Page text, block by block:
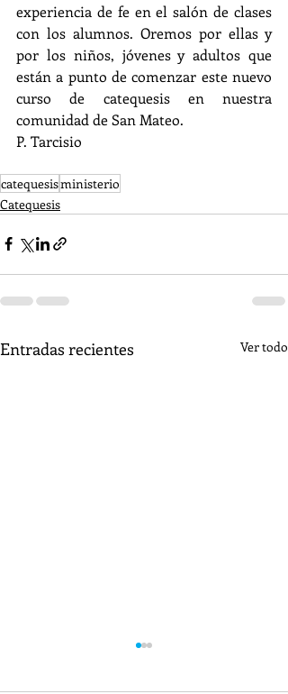
experiencia de fe en el salón de clases
con los alumnos. Oremos por ellas y
por los niños, jóvenes y adultos que
están a punto de comenzar este nuevo
curso de catequesis en nuestra
comunidad de San Mateo.
P. Tarcisio
catequesisministerio
Catequesis
Entradas recientes Ver todo